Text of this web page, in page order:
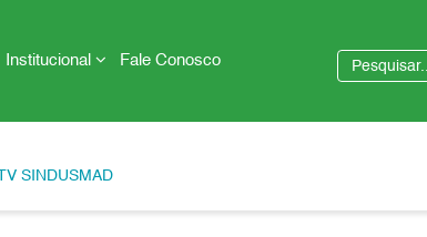
Institucional Fale Conosco
SINDUSMAD